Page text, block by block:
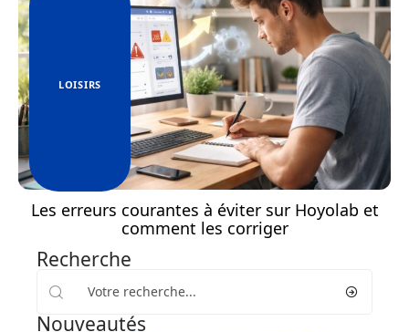
LOISIRS
Les erreurs courantes à éviter sur Hoyolab et
comment les corriger
Recherche
Nouveautés